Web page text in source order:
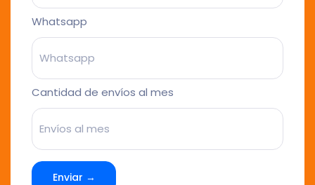
Whatsapp
Cantidad de envíos al mes
Enviar →